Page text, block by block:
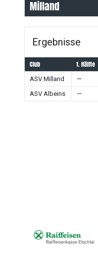
Milland
Ergebnisse
Club 1. Hälfte
ASV Milland —
ASV Albeins
—